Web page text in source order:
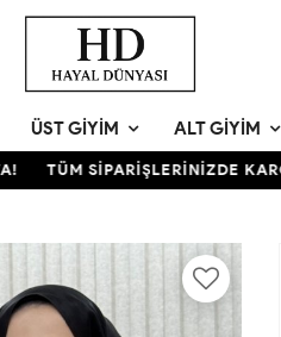
ÜST GIYIM ALT GIYIM
TÜM SİPARİŞLERİNİZDE KARGO